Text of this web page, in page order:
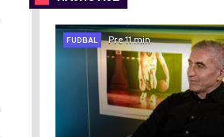
FUDBAL
Pre 11 min